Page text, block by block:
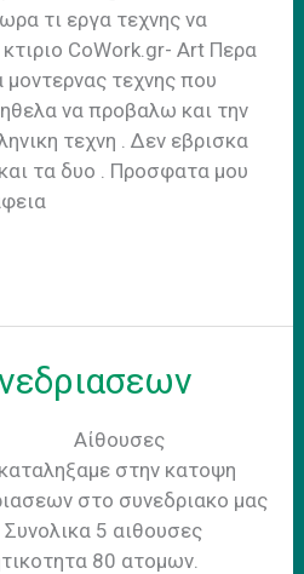
τι εργα τεχνης να
CoWork.gr- Art Περα
τεχνης που
να προβαλω και την
τεχνη . Δεν εβρισκα
τα δυο . Προσφατα μου
στην κατοψη
στο συνεδριακο μας
5 αιθουσες
80 ατομων.